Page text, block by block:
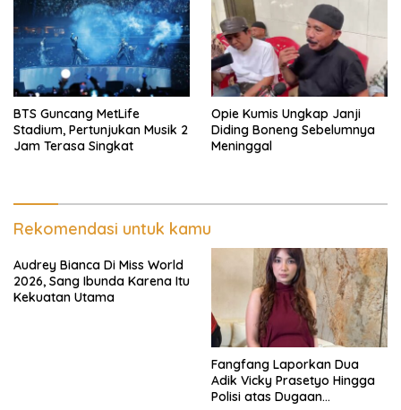
BTS Guncang MetLife
Stadium, Pertunjukan Musik 2
Jam Terasa Singkat
Opie Kumis Ungkap Janji
Diding Boneng Sebelumnya
Meninggal
Rekomendasi untuk kamu
Audrey Bianca Di Miss World
2026, Sang Ibunda Karena Itu
Kekuatan Utama
Fangfang Laporkan Dua
Adik Vicky Prasetyo Hingga
Polisi atas Dugaan